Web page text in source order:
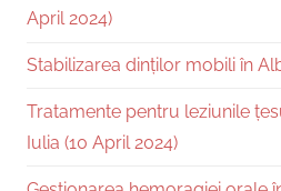
April 2024)
Stabilizarea dinților mobili în
Tratamente pentru leziunile
Iulia (10 April 2024)